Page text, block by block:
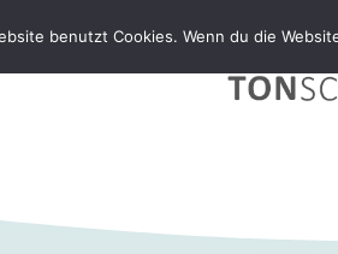
benutzt Cookies. Wenn du die